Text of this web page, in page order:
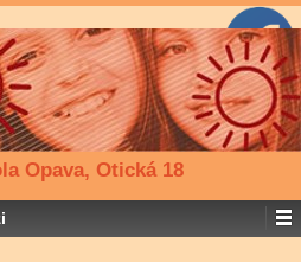
Opava, Otická 18